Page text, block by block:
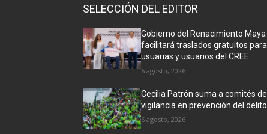
SELECCIÓN DEL EDITOR
Gobierno del Renacimiento Maya
facilitará traslados gratuitos para
usuarias y usuarios del CREE
6 agosto, 2026
Cecilia Patrón suma a comités de
vigilancia en prevención del delito
6 agosto, 2026